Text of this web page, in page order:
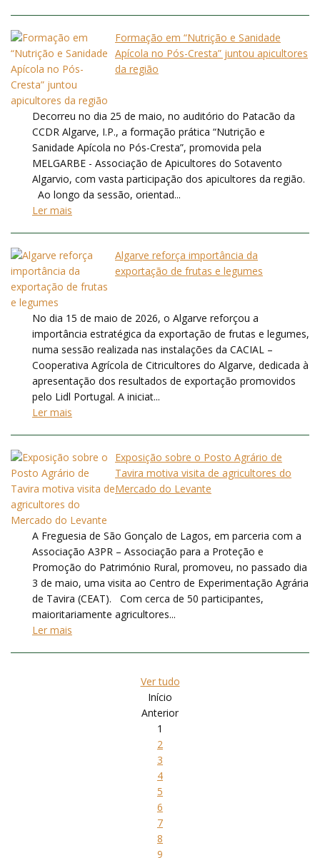
Formação em “Nutrição e Sanidade
Apícola no Pós-Cresta” juntou apicultores
da região
Decorreu no dia 25 de maio, no auditório do Patacão da
CCDR Algarve, I.P., a formação prática “Nutrição e
Sanidade Apícola no Pós-Cresta”, promovida pela
MELGARBE - Associação de Apicultores do Sotavento
Algarvio, com vasta participação dos apicultores da região.
Ao longo da sessão, orientad...
Ler mais
Algarve reforça importância da
exportação de frutas e legumes
No dia 15 de maio de 2026, o Algarve reforçou a
importância estratégica da exportação de frutas e legumes,
numa sessão realizada nas instalações da CACIAL –
Cooperativa Agrícola de Citricultores do Algarve, dedicada à
apresentação dos resultados de exportação promovidos
pelo Lidl Portugal. A iniciat...
Ler mais
Exposição sobre o Posto Agrário de
Tavira motiva visita de agricultores do
Mercado do Levante
A Freguesia de São Gonçalo de Lagos, em parceria com a
Associação A3PR – Associação para a Proteção e
Promoção do Património Rural, promoveu, no passado dia
3 de maio, uma visita ao Centro de Experimentação Agrária
de Tavira (CEAT). Com cerca de 50 participantes,
maioritariamente agricultores...
Ler mais
Ver tudo
Início
Anterior
1
2
3
4
5
6
7
8
9